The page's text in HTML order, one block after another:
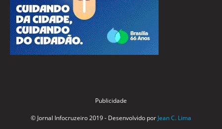
Publicidade
© Jornal Infocruzeiro 2019 - Desenvolvido por Jean C. Lima